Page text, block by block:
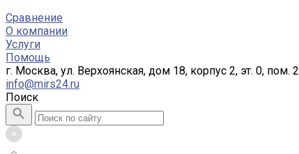
Сравнение
О компании
Услуги
Помощь
г. Москва, ул. Верхоянская, дом 18, корпус 2, эт. 0, пом. 2
info@mirs24.ru
Поиск